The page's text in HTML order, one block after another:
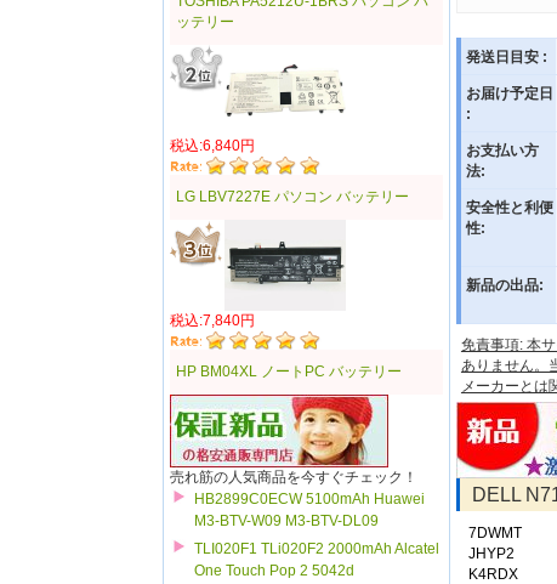
ッテリー
税込:6,840円
LG LBV7227E パソコン バッテリー
税込:7,840円
HP BM04XL ノートPC バッテリー
売れ筋の人気商品を今すぐチェック！
HB2899C0ECW 5100mAh Huawei
M3-BTV-W09 M3-BTV-DL09
TLI020F1 TLi020F2 2000mAh Alcatel
One Touch Pop 2 5042d
発送日目安 :
お届け予定日
:
お支払い方
法:
安全性と利便
性:
新品の出品:
免責事項: 本
ありません。
メーカーとは
DELL
7DWMT
JHYP2
K4RDX